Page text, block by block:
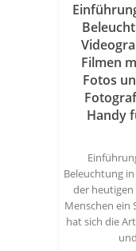
Filmen
Fotos
Handy
Beleuchtung
der heutigen
Menschen ein
hat sich die